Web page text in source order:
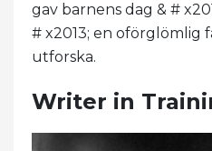
gav barnens dag & #
# x2013; en oförglömlig
utforska.
Writer in